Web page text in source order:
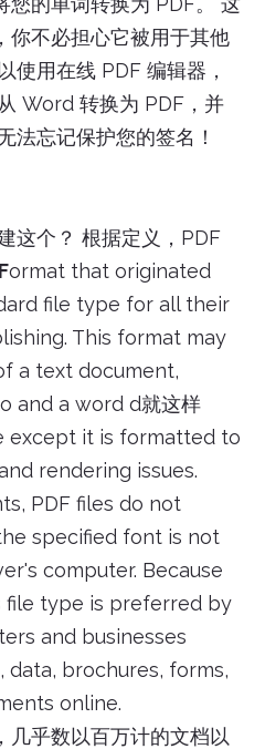
你不必担心它被用于其他
使用在线 PDF 编辑器，
Word 转换为 PDF，并
法忘记保护您的签名！
这个？ 根据定义，PDF
Format that originated
file type for all their
This format may
a text document,
and a word d就这样
except it is formatted to
rendering issues.
PDF files do not
specified font is not
computer. Because
file type is preferred by
and businesses
brochures, forms,
online.
几乎数以百万计的文档以